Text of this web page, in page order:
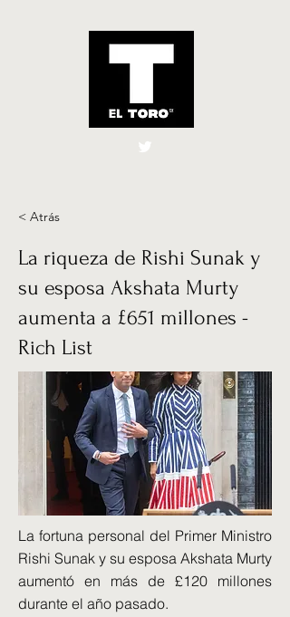
El Toro España
< Atrás
La riqueza de Rishi Sunak y
su esposa Akshata Murty
aumenta a £651 millones -
Rich List
La fortuna personal del Primer Ministro
Rishi Sunak y su esposa Akshata Murty
aumentó en más de £120 millones
durante el año pasado.